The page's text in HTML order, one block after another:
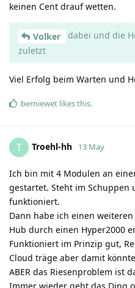
keinen Cent drauf wetten.
Volker
dabei und die
zuletzt
Viel Erfolg beim Warten und
berniewet likes this.
T Troehl-hh 13 May
Ich bin mit 4 Modulen an
gestartet. Steht im Schuppen
funktioniert.
Dann habe ich einen
Hub durch einen Hyper2000
Funktioniert im Prinzip gut,
Cloud träge aber damit
ABER das Riesenproblem ist